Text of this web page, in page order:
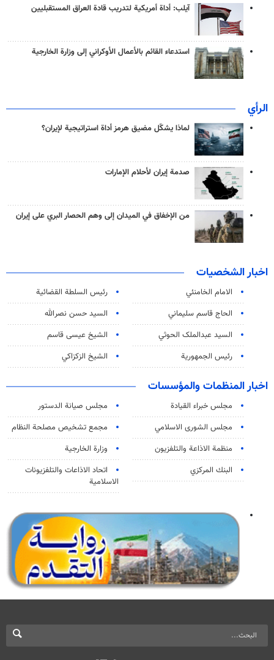
آيلب: أداة أمريكية لتدريب قادة العراق المستقبليين
استدعاء القائم بالأعمال الأوكراني إلى وزارة الخارجية
الرأي
لماذا يشكّل مضيق هرمز أداة استراتيجية لإيران؟
صدمة إيران لأحلام الإمارات
من الإخفاق في الميدان إلى وهم الحصار البري على إيران
اخبار الشخصيات
الامام الخامنئي
رئیس السلطة القضائیة
الحاج قاسم سليماني
السيد حسن نصرالله
السید عبدالملک الحوثي
الشيخ عيسى قاسم
رئيس الجمهورية
الشيخ الزكزاكي
اخبار المنظمات والمؤسسات
مجلس خبراء القيادة
مجلس صيانة الدستور
مجلس الشورى الاسلامي
مجمع تشخيص مصلحة النظام
منظمة الاذاعة والتلفزیون
وزارة الخارجية
البنك المركزي
اتحاد الاذاعات والتلفزيونات
الاسلامية